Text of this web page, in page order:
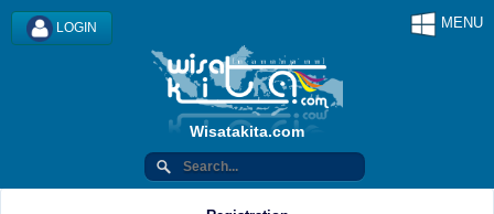
MENU
LOGIN
Wisatakita.com